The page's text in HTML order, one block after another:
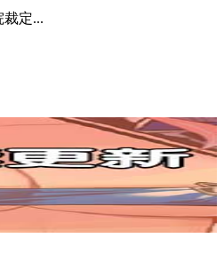
裁定...